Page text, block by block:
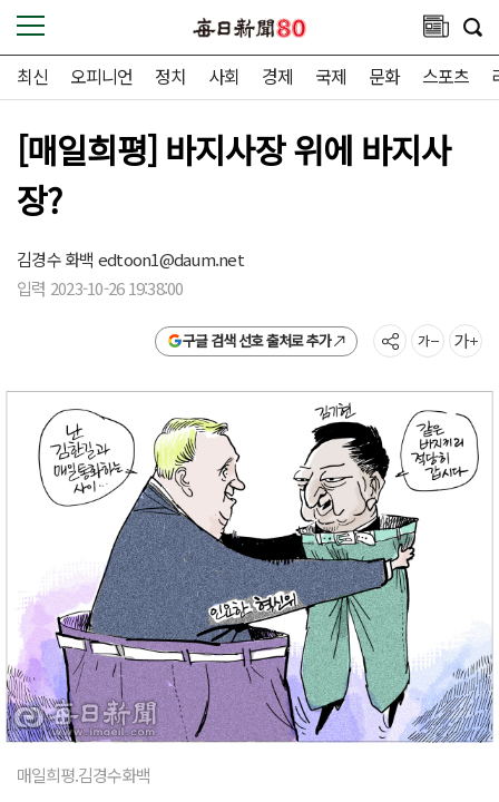
최신 오피니언 정치 사회 경제 국제 문화 스포츠
[매일희평] 바지사장 위에 바지사
장?
김경수 화백 edtoon1@daum.net
입력 2023-10-26 19:38:00
구글 검색 선호 출처로 추가
매일희평.김경수화백